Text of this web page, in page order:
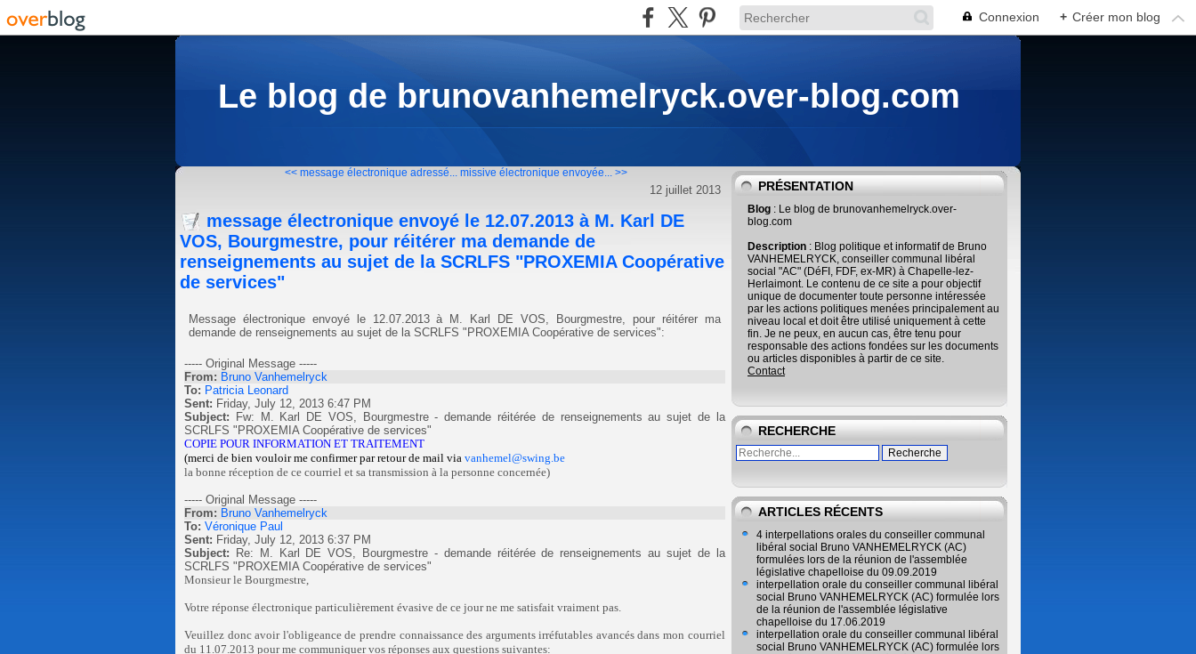
Connexion + Créer mon blog
Le blog de brunovanhemelryck.over-blog.com
<< message électronique adressé... missive électronique envoyée... >>
12 juillet 2013
message électronique envoyé le 12.07.2013 à M. Karl DE
VOS, Bourgmestre, pour réitérer ma demande de
renseignements au sujet de la SCRLFS "PROXEMIA Coopérative
de services"
Message électronique envoyé le 12.07.2013 à M. Karl DE VOS, Bourgmestre, pour réitérer ma
demande de renseignements au sujet de la SCRLFS "PROXEMIA Coopérative de services":
----- Original Message -----
From: Bruno Vanhemelryck
To: Patricia Leonard
Sent: Friday, July 12, 2013 6:47 PM
Subject: Fw: M. Karl DE VOS, Bourgmestre - demande réitérée de renseignements au sujet de la
SCRLFS "PROXEMIA Coopérative de services"
COPIE POUR INFORMATION ET TRAITEMENT
(merci de bien vouloir me confirmerpar retour de mail via vanhemel@swing.be
la bonne réception de ce courriel et sa transmission à la personne concernée)
----- Original Message -----
From: Bruno Vanhemelryck
To: Véronique Paul
Sent: Friday, July 12, 2013 6:37 PM
Subject: Re: M. Karl DE VOS, Bourgmestre - demande réitérée de renseignements au sujet de la
SCRLFS "PROXEMIA Coopérative de services"
Monsieur le Bourgmestre,
Votre réponse électronique particulièrement évasive de ce jour ne me satisfait vraiment pas.
Veuillez donc avoir l'obligeance de prendre connaissance des arguments irréfutables avancés dans mon courriel
du 11.07.2013 pour me communiquer vos réponses aux questions suivantes:
PRÉSENTATION
Blog : Le blog de brunovanhemelryck.over-
blog.com
Description : Blog politique et informatif de Bruno
VANHEMELRYCK, conseiller communal libéral
social "AC" (DéFI, FDF, ex-MR) à Chapelle-lez-
Herlaimont. Le contenu de ce site a pour objectif
unique de documenter toute personne intéressée
par les actions politiques menées principalement au
niveau local et doit être utilisé uniquement à cette
fin. Je ne peux, en aucun cas, être tenu pour
responsable des actions fondées sur les documents
ou articles disponibles à partir de ce site.
Contact
RECHERCHE
ARTICLES RÉCENTS
4 interpellations orales du conseiller communal
libéral social Bruno VANHEMELRYCK (AC)
formulées lors de la réunion de l'assemblée
législative chapelloise du 09.09.2019
interpellation orale du conseiller communal libéral
social Bruno VANHEMELRYCK (AC) formulée lors
de la réunion de l'assemblée législative
chapelloise du 17.06.2019
interpellation orale du conseiller communal libéral
social Bruno VANHEMELRYCK (AC) formulée lors